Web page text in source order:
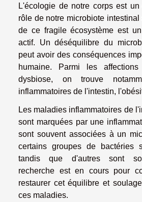
L'écologie de notre corps est
rôle de notre microbiote
de ce fragile écosystème est
actif. Un déséquilibre du
peut avoir des conséquences
humaine. Parmi les
dysbiose, on trouve
inflammatoires de l'intestin,
Les maladies inflammatoires de
sont marquées par une
sont souvent associées à un
certains groupes de bactéries
tandis que d'autres sont
recherche est en cours pour
restaurer cet équilibre et
ces maladies.